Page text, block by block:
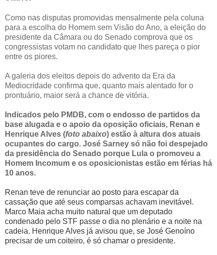
Como nas disputas promovidas mensalmente pela coluna
para a escolha do Homem sem Visão do Ano, a eleição do
presidente da Câmara ou do Senado comprova que os
congressistas votam no candidato que lhes pareça o pior
entre os piores.
A galeria dos eleitos depois do advento da Era da
Mediocridade confirma que, quanto mais alentado for o
prontuário, maior será a chance de vitória.
Indicados pelo PMDB, com o endosso de partidos da
base alugada e o apoio da oposição oficiais, Renan e
Henrique Alves (foto abaixo) estão à altura dos atuais
ocupantes do cargo. José Sarney só não foi despejado
da presidência do Senado porque Lula o promoveu a
Homem Incomum e os oposicionistas estão em férias há
10 anos.
Renan teve de renunciar ao posto para escapar da
cassação que até seus comparsas achavam inevitável.
Marco Maia acha muito natural que um deputado
condenado pelo STF passe o dia no plenário e a noite na
cadeia. Henrique Alves já avisou que, se José Genoíno
precisar de um coiteiro, é só chamar o presidente.